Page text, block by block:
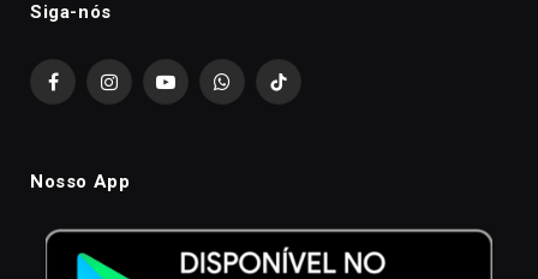
Siga-nós
FacebookInstagramYouTubeWhatsAppTikTok
Nosso App